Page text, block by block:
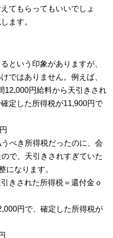
てもらってもいいでしょ
ます。
という印象がありますが、
ではありません。例えば、
12,000円給料から天引きされ
定した所得税が11,900円で
べき所得税だったのに、会
で、天引きされすぎていた
になります。
きされた所得税＝還付金ｏ
円で、確定した所得税が